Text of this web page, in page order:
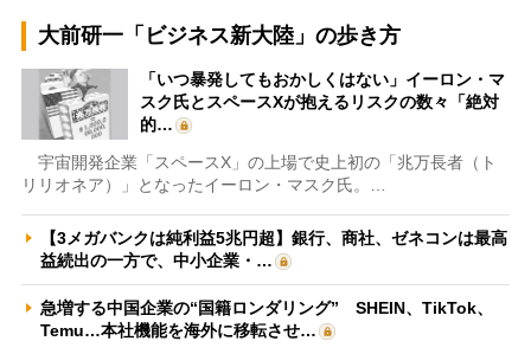
大前研一「ビジネス新大陸」の歩き方
「いつ暴発してもおかしくはない」イーロン・マ
スク氏とスペースXが抱えるリスクの数々「絶対
的…
宇宙開発企業「スペースX」の上場で史上初の「兆万長者（ト
リリオネア）」となったイーロン・マスク氏。…
【3メガバンクは純利益5兆円超】銀行、商社、ゼネコンは最高
益続出の一方で、中小企業・…
急増する中国企業の“国籍ロンダリング” SHEIN、TikTok、
Temu…本社機能を海外に移転させ…